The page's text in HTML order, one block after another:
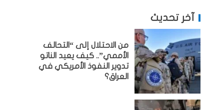
آخر تحديث
من الاحتلال إلى “التحالف
الأممي”.. كيف يعيد الناتو
تدوير النفوذ الأمريكي في
العراق؟